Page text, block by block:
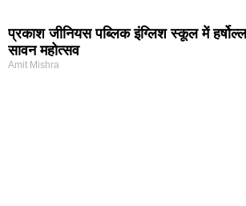
प्रकाश जीनियस पब्लिक इंग्लिश स्कूल में
सावन महोत्सव
Amit Mishra